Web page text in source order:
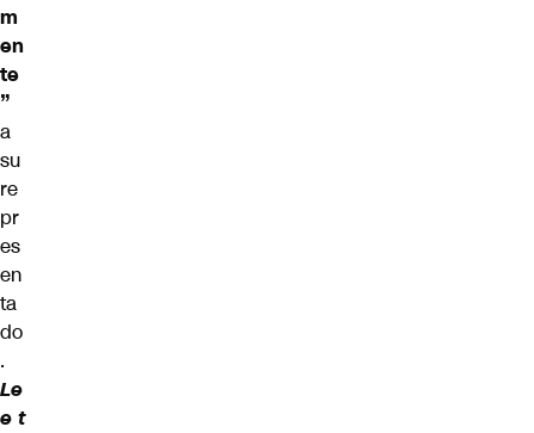
m
en
te
”
a
su
re
pr
es
en
ta
do
.
Le
e t